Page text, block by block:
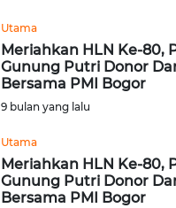
Utama
Meriahkan HLN Ke-80,
Gunung Putri Donor
Bersama PMI Bogor
9 bulan yang lalu
Utama
Meriahkan HLN Ke-80,
Gunung Putri Donor
Bersama PMI Bogor